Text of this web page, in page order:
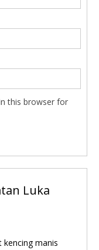
this browser for
Luka
kencing manis